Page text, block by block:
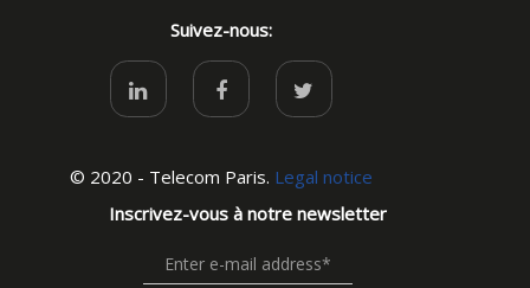
Suivez-nous:
© 2020 - Telecom Paris. Legal notice
Inscrivez-vous à notre newsletter